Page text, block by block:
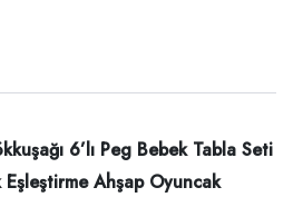
6’lı Peg Bebek Tabla Seti
Ahşap Oyuncak